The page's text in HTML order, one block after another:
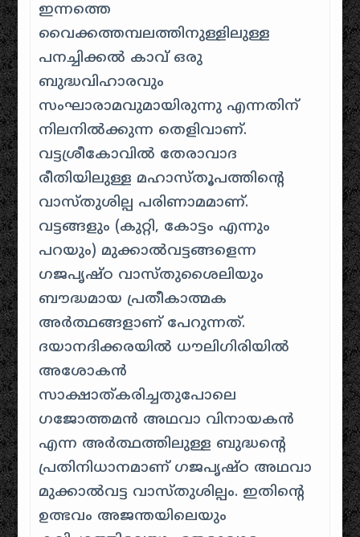
ഇന്നത്തെ
വൈക്കത്തമ്പലത്തിനുള്ളിലുള്ള
പനച്ചിക്കൽ കാവ് ഒരു
ബുദ്ധവിഹാരവും
സംഘാരാമവുമായിരുന്നു എന്നതിന്
നിലനിൽക്കുന്ന തെളിവാണ്.
വട്ടശ്രീകോവിൽ തേരാവാദ
രീതിയിലുള്ള മഹാസ്തൂപത്തിന്റെ
വാസ്തുശില്പ പരിണാമമാണ്.
വട്ടങ്ങളും (കുറ്റി, കോട്ടം എന്നും
പറയും) മുക്കാൽവട്ടങ്ങളെന്ന
ഗജപൃഷ്ഠ വാസ്തുശൈലിയും
ബൗദ്ധമായ പ്രതീകാത്മക
അർത്ഥങ്ങളാണ് പേറുന്നത്.
ദയാനദിക്കരയിൽ ധൗലിഗിരിയിൽ
അശോകൻ
സാക്ഷാത്കരിച്ചതുപോലെ
ഗജോത്തമൻ അഥവാ വിനായകൻ
എന്ന അർത്ഥത്തിലുള്ള ബുദ്ധന്റെ
പ്രതിനിധാനമാണ് ഗജപൃഷ്ഠ അഥവാ
മുക്കാൽവട്ട വാസ്തുശില്പം. ഇതിന്റെ
ഉത്ഭവം അജന്തയിലെയും